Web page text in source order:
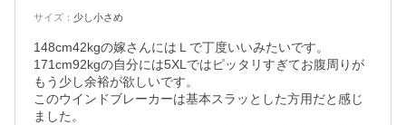
サイズ ： 少し小さめ
148cm42kgの嫁さんにはＬで丁度いいみたいです。
171cm92kgの自分には5XLではピッタリすぎてお腹周りが
もう少し余裕が欲しいです。
このウインドブレーカーは基本スラッとした方用だと感じ
ました。